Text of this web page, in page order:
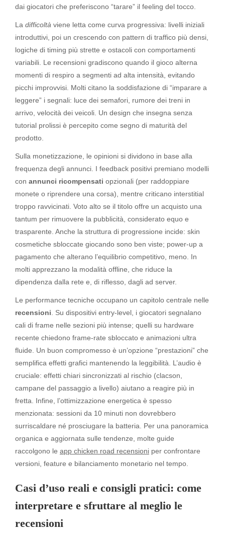
dai giocatori che preferiscono “tarare” il feeling del tocco.
La difficoltà viene letta come curva progressiva: livelli iniziali
introduttivi, poi un crescendo con pattern di traffico più densi,
logiche di timing più strette e ostacoli con comportamenti
variabili. Le recensioni gradiscono quando il gioco alterna
momenti di respiro a segmenti ad alta intensità, evitando
picchi improvvisi. Molti citano la soddisfazione di “imparare a
leggere” i segnali: luce dei semafori, rumore dei treni in
arrivo, velocità dei veicoli. Un design che insegna senza
tutorial prolissi è percepito come segno di maturità del
prodotto.
Sulla monetizzazione, le opinioni si dividono in base alla
frequenza degli annunci. I feedback positivi premiano modelli
con annunci ricompensati opzionali (per raddoppiare
monete o riprendere una corsa), mentre criticano interstitial
troppo ravvicinati. Voto alto se il titolo offre un acquisto una
tantum per rimuovere la pubblicità, considerato equo e
trasparente. Anche la struttura di progressione incide: skin
cosmetiche sbloccate giocando sono ben viste; power-up a
pagamento che alterano l’equilibrio competitivo, meno. In
molti apprezzano la modalità offline, che riduce la
dipendenza dalla rete e, di riflesso, dagli ad server.
Le performance tecniche occupano un capitolo centrale nelle
recensioni . Su dispositivi entry-level, i giocatori segnalano
cali di frame nelle sezioni più intense; quelli su hardware
recente chiedono frame-rate sbloccato e animazioni ultra
fluide. Un buon compromesso è un’opzione “prestazioni” che
semplifica effetti grafici mantenendo la leggibilità. L’audio è
cruciale: effetti chiari sincronizzati al rischio (clacson,
campane del passaggio a livello) aiutano a reagire più in
fretta. Infine, l’ottimizzazione energetica è spesso
menzionata: sessioni da 10 minuti non dovrebbero
surriscaldare né prosciugare la batteria. Per una panoramica
organica e aggiornata sulle tendenze, molte guide
raccolgono le app chicken road recensioni per confrontare
versioni, feature e bilanciamento monetario nel tempo.
Casi d’uso reali e consigli pratici: come
interpretare e sfruttare al meglio le
recensioni